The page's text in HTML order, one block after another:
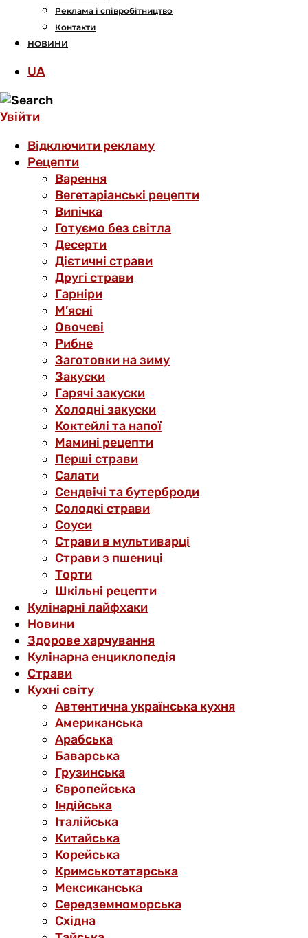
Реклама і співробітництво
Контакти
НОВИНИ
UA
Увійти
Відключити рекламу
Рецепти
Варення
Вегетаріанські рецепти
Випічка
Готуємо без світла
Десерти
Дієтичні страви
Другі страви
Гарніри
М’ясні
Овочеві
Рибне
Заготовки на зиму
Закуски
Гарячі закуски
Холодні закуски
Коктейлі та напої
Мамині рецепти
Перші страви
Салати
Сендвічі та бутерброди
Солодкі страви
Соуси
Страви в мультиварці
Страви з пшениці
Торти
Шкільні рецепти
Кулінарні лайфхаки
Новини
Здорове харчування
Кулінарна енциклопедія
Страви
Кухні світу
Автентична українська кухня
Американська
Арабська
Баварська
Грузинська
Європейська
Індійська
Італійська
Китайська
Корейська
Кримськотатарська
Мексиканська
Середземноморська
Східна